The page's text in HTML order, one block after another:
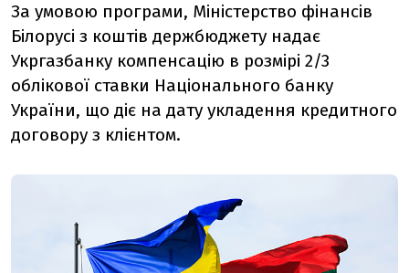
За умовою програми, Міністерство фінансів
Білорусі з коштів держбюджету надає
Укргазбанку компенсацію в розмірі 2/3
облікової ставки Національного банку
України, що діє на дату укладення кредитного
договору з клієнтом.